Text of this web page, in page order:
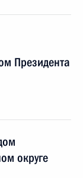
Президента
округе